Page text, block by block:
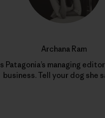
Archana Ram
Patagonia’s managing
business. Tell your dog she